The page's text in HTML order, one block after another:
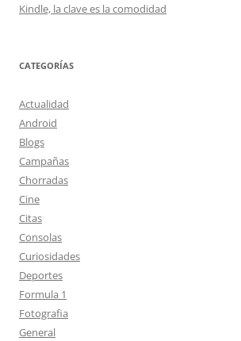
Kindle, la clave es la comodidad
CATEGORÍAS
Actualidad
Android
Blogs
Campañas
Chorradas
Cine
Citas
Consolas
Curiosidades
Deportes
Formula 1
Fotografia
General